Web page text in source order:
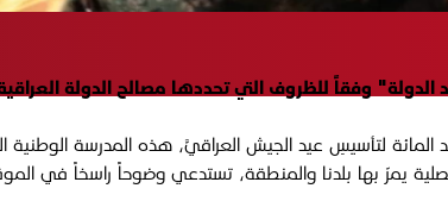
وفقاً للظروف التي تحددها مصالح الدولة
لتأسيسِ عيد الجيش العراقيَّ، هذه المدرسة
يمرّ بها بلدنا والمنطقة، تستدعي وضوحاً راسخاً في